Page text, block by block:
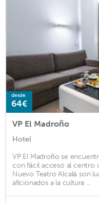
desde
64€
VP El Madroño
Hotel
VP El Madroño se
con fácil acceso al centro
Nuevo Teatro Alcalá son
aficionados a la cultura ...